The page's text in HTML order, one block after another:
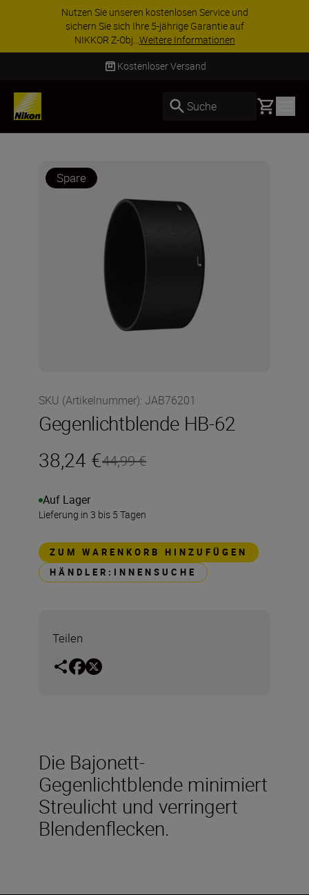
Nutzen Sie unseren kostenlosen Service und
sichern Sie sich Ihre 5-jährige Garantie auf
NIKKOR Z-Obj...Weitere Informationen
Kostenloser Versand
Suche Basket
Spare
SKU (Artikelnummer): JAB76201
Gegenlichtblende HB-62
38,24 €44,99 €
Auf Lager
Lieferung in 3 bis 5 Tagen
ZUM WARENKORB HINZUFÜGEN
HÄNDLER:INNENSUCHE
Teilen
Die Bajonett-
Gegenlichtblende minimiert
Streulicht und verringert
Blendenflecken.